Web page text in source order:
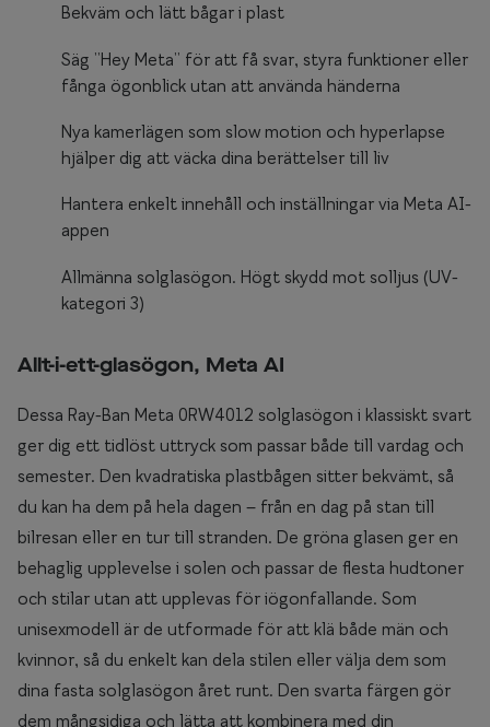
Bekväm och lätt bågar i plast
Säg ”Hey Meta” för att få svar, styra funktioner eller
fånga ögonblick utan att använda händerna
Nya kamerlägen som slow motion och hyperlapse
hjälper dig att väcka dina berättelser till liv
Hantera enkelt innehåll och inställningar via Meta AI-
appen
Allmänna solglasögon. Högt skydd mot solljus (UV-
kategori 3)
Allt-i-ett-glasögon, Meta AI
Dessa Ray-Ban Meta 0RW4012 solglasögon i klassiskt svart
ger dig ett tidlöst uttryck som passar både till vardag och
semester. Den kvadratiska plastbågen sitter bekvämt, så
du kan ha dem på hela dagen – från en dag på stan till
bilresan eller en tur till stranden. De gröna glasen ger en
behaglig upplevelse i solen och passar de flesta hudtoner
och stilar utan att upplevas för iögonfallande. Som
unisexmodell är de utformade för att klä både män och
kvinnor, så du enkelt kan dela stilen eller välja dem som
dina fasta solglasögon året runt. Den svarta färgen gör
dem mångsidiga och lätta att kombinera med din